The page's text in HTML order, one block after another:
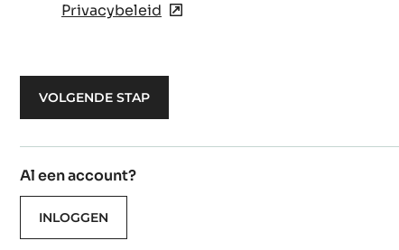
Privacybeleid (opens
new
Al een account?
INLOGGEN